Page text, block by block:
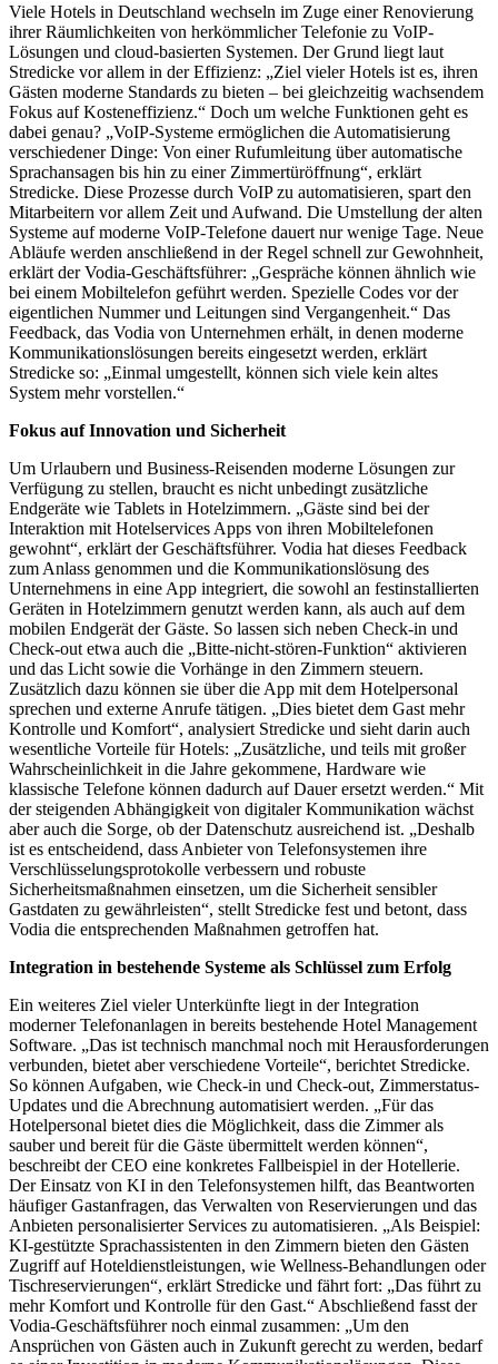
Viele Hotels in Deutschland wechseln im Zuge einer Renovierung
ihrer Räumlichkeiten von herkömmlicher Telefonie zu VoIP-
Lösungen und cloud-basierten Systemen. Der Grund liegt laut
Stredicke vor allem in der Effizienz: „Ziel vieler Hotels ist es, ihren
Gästen moderne Standards zu bieten – bei gleichzeitig wachsendem
Fokus auf Kosteneffizienz.“ Doch um welche Funktionen geht es
dabei genau? „VoIP-Systeme ermöglichen die Automatisierung
verschiedener Dinge: Von einer Rufumleitung über automatische
Sprachansagen bis hin zu einer Zimmertüröffnung“, erklärt
Stredicke. Diese Prozesse durch VoIP zu automatisieren, spart den
Mitarbeitern vor allem Zeit und Aufwand. Die Umstellung der alten
Systeme auf moderne VoIP-Telefone dauert nur wenige Tage. Neue
Abläufe werden anschließend in der Regel schnell zur Gewohnheit,
erklärt der Vodia-Geschäftsführer: „Gespräche können ähnlich wie
bei einem Mobiltelefon geführt werden. Spezielle Codes vor der
eigentlichen Nummer und Leitungen sind Vergangenheit.“ Das
Feedback, das Vodia von Unternehmen erhält, in denen moderne
Kommunikationslösungen bereits eingesetzt werden, erklärt
Stredicke so: „Einmal umgestellt, können sich viele kein altes
System mehr vorstellen.“
Fokus auf Innovation und Sicherheit
Um Urlaubern und Business-Reisenden moderne Lösungen zur
Verfügung zu stellen, braucht es nicht unbedingt zusätzliche
Endgeräte wie Tablets in Hotelzimmern. „Gäste sind bei der
Interaktion mit Hotelservices Apps von ihren Mobiltelefonen
gewohnt“, erklärt der Geschäftsführer. Vodia hat dieses Feedback
zum Anlass genommen und die Kommunikationslösung des
Unternehmens in eine App integriert, die sowohl an festinstallierten
Geräten in Hotelzimmern genutzt werden kann, als auch auf dem
mobilen Endgerät der Gäste. So lassen sich neben Check-in und
Check-out etwa auch die „Bitte-nicht-stören-Funktion“ aktivieren
und das Licht sowie die Vorhänge in den Zimmern steuern.
Zusätzlich dazu können sie über die App mit dem Hotelpersonal
sprechen und externe Anrufe tätigen. „Dies bietet dem Gast mehr
Kontrolle und Komfort“, analysiert Stredicke und sieht darin auch
wesentliche Vorteile für Hotels: „Zusätzliche, und teils mit großer
Wahrscheinlichkeit in die Jahre gekommene, Hardware wie
klassische Telefone können dadurch auf Dauer ersetzt werden.“ Mit
der steigenden Abhängigkeit von digitaler Kommunikation wächst
aber auch die Sorge, ob der Datenschutz ausreichend ist. „Deshalb
ist es entscheidend, dass Anbieter von Telefonsystemen ihre
Verschlüsselungsprotokolle verbessern und robuste
Sicherheitsmaßnahmen einsetzen, um die Sicherheit sensibler
Gastdaten zu gewährleisten“, stellt Stredicke fest und betont, dass
Vodia die entsprechenden Maßnahmen getroffen hat.
Integration in bestehende Systeme als Schlüssel zum Erfolg
Ein weiteres Ziel vieler Unterkünfte liegt in der Integration
moderner Telefonanlagen in bereits bestehende Hotel Management
Software. „Das ist technisch manchmal noch mit Herausforderungen
verbunden, bietet aber verschiedene Vorteile“, berichtet Stredicke.
So können Aufgaben, wie Check-in und Check-out, Zimmerstatus-
Updates und die Abrechnung automatisiert werden. „Für das
Hotelpersonal bietet dies die Möglichkeit, dass die Zimmer als
sauber und bereit für die Gäste übermittelt werden können“,
beschreibt der CEO eine konkretes Fallbeispiel in der Hotellerie.
Der Einsatz von KI in den Telefonsystemen hilft, das Beantworten
häufiger Gastanfragen, das Verwalten von Reservierungen und das
Anbieten personalisierter Services zu automatisieren. „Als Beispiel:
KI-gestützte Sprachassistenten in den Zimmern bieten den Gästen
Zugriff auf Hoteldienstleistungen, wie Wellness-Behandlungen oder
Tischreservierungen“, erklärt Stredicke und fährt fort: „Das führt zu
mehr Komfort und Kontrolle für den Gast.“ Abschließend fasst der
Vodia-Geschäftsführer noch einmal zusammen: „Um den
Ansprüchen von Gästen auch in Zukunft gerecht zu werden, bedarf